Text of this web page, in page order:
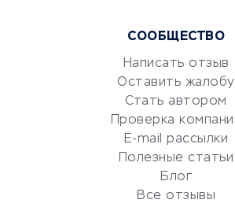
Маркетинг и продажи
Репетиторство
Красота и здоровье
Сервисы по поиску работы
Сетевой маркетинг
УСЛУГИ ДЛЯ БИЗНЕСА
СООБЩЕСТВО
Написать отзыв
Оставить жалобу
Стать автором
Проверка
E-mail рассылки
Полезные статьи
Блог
Все отзывы